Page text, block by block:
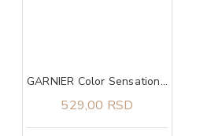
GARNIER Color Sensation boja za kosu 7.0 Delicate opal blond
529,00 RSD